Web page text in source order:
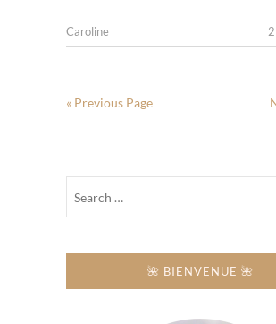
Caroline
« Previous Page
🌺 BIENVENUE 🌺